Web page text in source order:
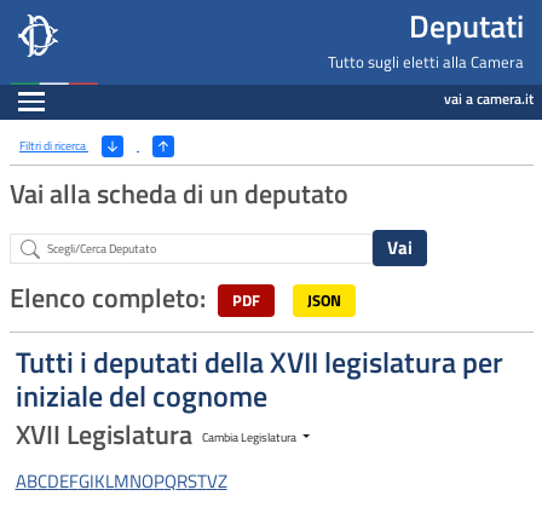
Deputati, Camera dei Deputati -
Salta al contenuto principale
Salta al menu di navigazione Deputati
Tutto sugli eletti alla Camera
Espandi vai a camera.it
Ricerca
Filtri di ricerca (Apri/Chiudi filtri)
Vai alla scheda di un deputato
Abstract
Elenco completo: PDF JSON
Tutti i deputati della XVII legislatura per
iniziale del cognome
XVII Legislatura Cambia Legislatura
ABCDEFGIKLMNOPQRSTVZ
Navigazione pagine di servizio
Fine pagina
Salta al contenuto principale
Salta al menu di navigazione
Vai a inizio pagina